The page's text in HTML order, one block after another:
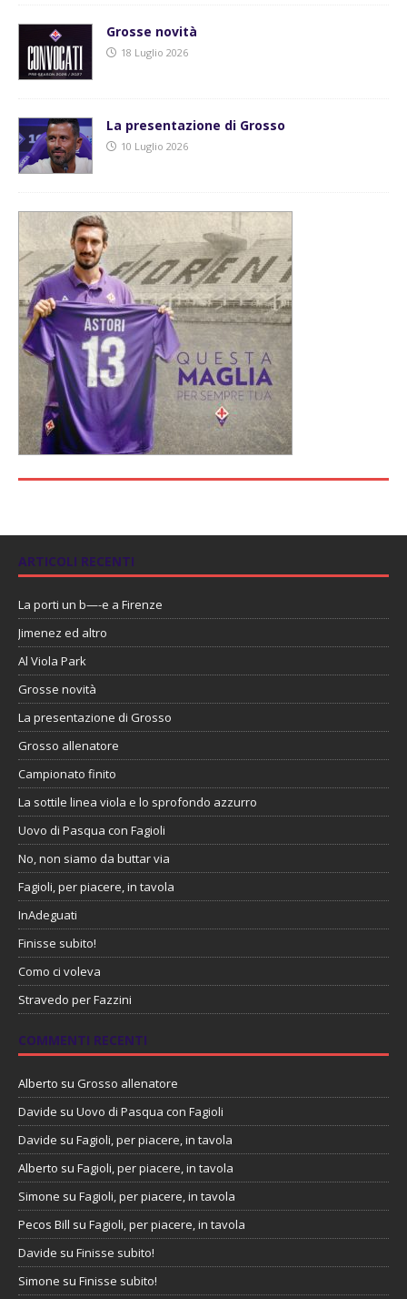
Grosse novità
18 Luglio 2026
La presentazione di Grosso
10 Luglio 2026
ARTICOLI RECENTI
La porti un b—-e a Firenze
Jimenez ed altro
Al Viola Park
Grosse novità
La presentazione di Grosso
Grosso allenatore
Campionato finito
La sottile linea viola e lo sprofondo azzurro
Uovo di Pasqua con Fagioli
No, non siamo da buttar via
Fagioli, per piacere, in tavola
InAdeguati
Finisse subito!
Como ci voleva
Stravedo per Fazzini
COMMENTI RECENTI
Alberto su Grosso allenatore
Davide su Uovo di Pasqua con Fagioli
Davide su Fagioli, per piacere, in tavola
Alberto su Fagioli, per piacere, in tavola
Simone su Fagioli, per piacere, in tavola
Pecos Bill su Fagioli, per piacere, in tavola
Davide su Finisse subito!
Simone su Finisse subito!